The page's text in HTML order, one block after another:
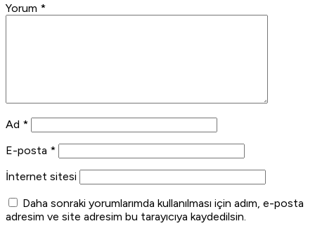
Yorum *
Ad *
E-posta *
İnternet sitesi
Daha sonraki yorumlarımda kullanılması için adım, e-posta
adresim ve site adresim bu tarayıcıya kaydedilsin.